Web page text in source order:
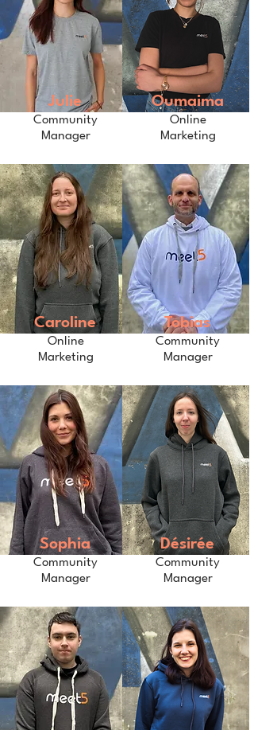
Julie
Community
Manager
Caroline
Online
Marketing
Sophia
Community
Manager
Oumaima
Online
Marketing
Tobias
Community
Manager
Désirée
Community
Manager